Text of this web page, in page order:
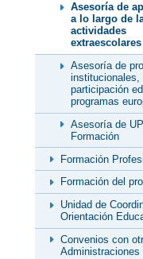
Asesoría de
a lo largo de
actividades
extraescolares
Asesoría de
institucionales,
participación
programas
Asesoría de
Formación
Formación
Formación del
Unidad de
Orientación
Convenios con
Administraciones